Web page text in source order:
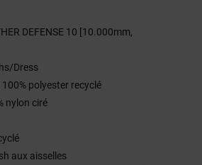
DEFENSE 10 [10.000mm,
Dress
polyester recyclé
nylon ciré
aux aisselles